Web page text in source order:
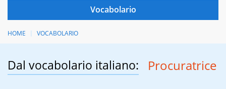
HOME VOCABOLARIO
Dal vocabolario italiano: Procuratrice